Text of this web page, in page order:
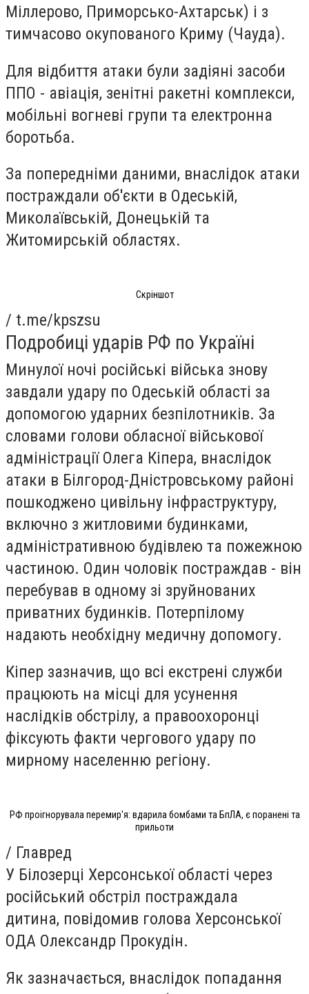
Міллерово, Приморсько-Ахтарськ) і з
тимчасово окупованого Криму (Чауда).
Для відбиття атаки були задіяні засоби
ППО - авіація, зенітні ракетні комплекси,
мобільні вогневі групи та електронна
боротьба.
За попередніми даними, внаслідок атаки
постраждали об'єкти в Одеській,
Миколаївській, Донецькій та
Житомирській областях.
Скріншот
/ t.me/kpszsu
Подробиці ударів РФ по Україні
Минулої ночі російські війська знову
завдали удару по Одеській області за
допомогою ударних безпілотників. За
словами голови обласної військової
адміністрації Олега Кіпера, внаслідок
атаки в Білгород-Дністровському районі
пошкоджено цивільну інфраструктуру,
включно з житловими будинками,
адміністративною будівлею та пожежною
частиною. Один чоловік постраждав - він
перебував в одному зі зруйнованих
приватних будинків. Потерпілому
надають необхідну медичну допомогу.
Кіпер зазначив, що всі екстрені служби
працюють на місці для усунення
наслідків обстрілу, а правоохоронці
фіксують факти чергового удару по
мирному населенню регіону.
РФ проігнорувала перемир'я: вдарила бомбами та БпЛА, є поранені та
прильоти
/ Главред
У Білозерці Херсонської області через
російський обстріл постраждала
дитина, повідомив голова Херсонської
ОДА Олександр Прокудін.
Як зазначається, внаслідок попадання